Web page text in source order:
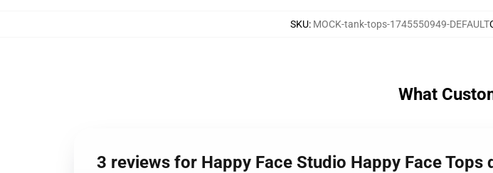
SKU: MOCK-tank-tops-1745550949-DEFAULT
What
3 reviews for Happy Face Studio Happy Face Tops